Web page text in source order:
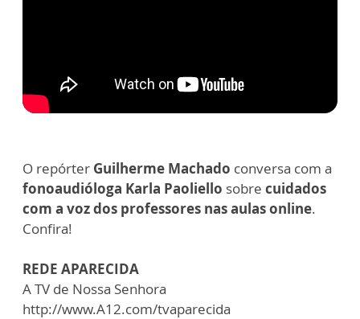
O repórter Guilherme Machado conversa com a
fonoaudióloga Karla Paoliello sobre cuidados
com a voz dos professores nas aulas online.
Confira!
REDE APARECIDA
A TV de Nossa Senhora
http://www.A12.com/tvaparecida